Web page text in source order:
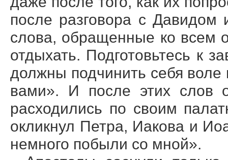
после разговора с
слова, обращенные ко всем
отдыхать. Подготовьтесь к
должны подчинить себя
вами». И после этих слов
расходились по своим
окликнул Петра, Иакова и
немного побыли со мной».